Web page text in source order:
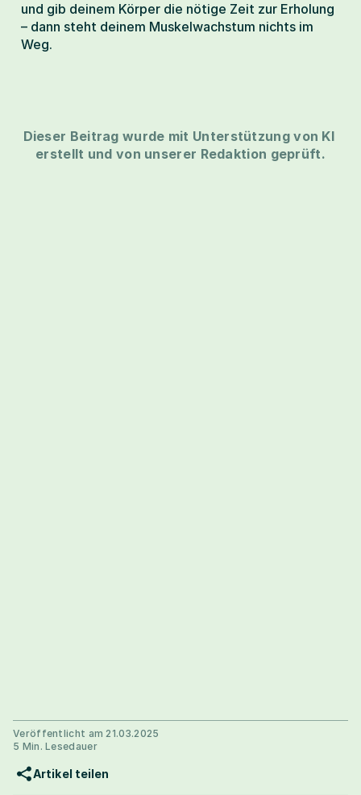
und gib deinem Körper die nötige Zeit zur Erholung
– dann steht deinem Muskelwachstum nichts im
Weg.
Dieser Beitrag wurde mit Unterstützung von KI
erstellt und von unserer Redaktion geprüft.
Veröffentlicht am 21.03.2025
5 Min. Lesedauer
Artikel teilen